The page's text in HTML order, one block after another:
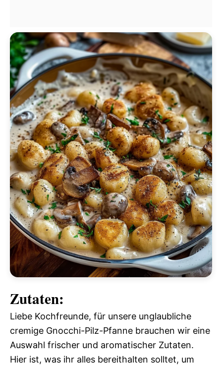
Zutaten:
Liebe Kochfreunde, für unsere unglaubliche
cremige Gnocchi-Pilz-Pfanne brauchen wir eine
Auswahl frischer und aromatischer Zutaten.
Hier ist, was ihr alles bereithalten solltet, um